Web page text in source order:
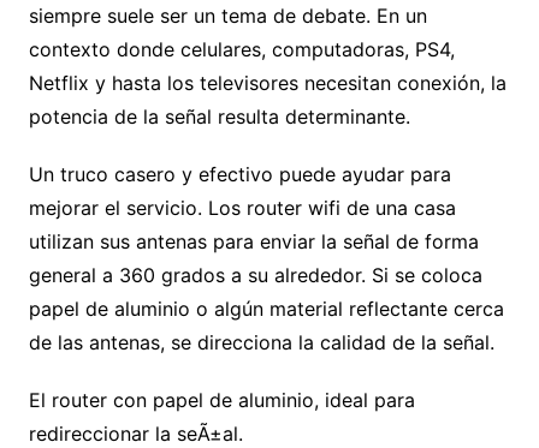
siempre suele ser un tema de debate. En un
contexto donde celulares, computadoras, PS4,
Netflix y hasta los televisores necesitan conexión, la
potencia de la señal resulta determinante.
Un truco casero y efectivo puede ayudar para
mejorar el servicio. Los router wifi de una casa
utilizan sus antenas para enviar la señal de forma
general a 360 grados a su alrededor. Si se coloca
papel de aluminio o algún material reflectante cerca
de las antenas, se direcciona la calidad de la señal.
El router con papel de aluminio, ideal para
redireccionar la seÃ±al.